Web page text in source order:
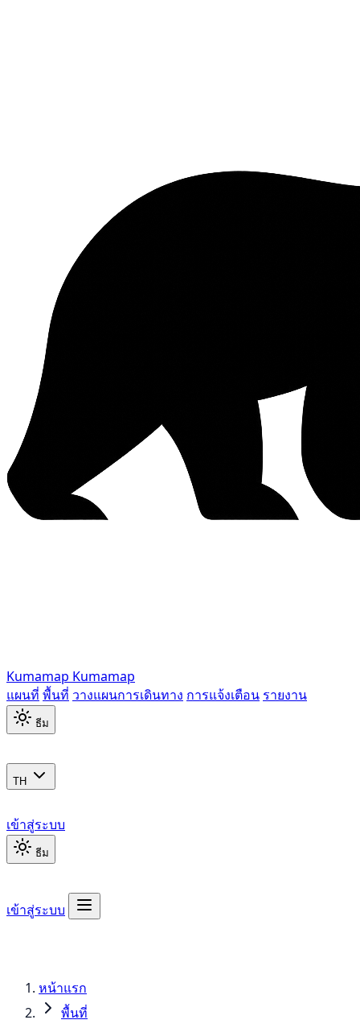
Kumamap Kumamap
แผนที่ พื้นที่ วางแผนการเดินทาง การแจ้งเตือน รายงาน
ธีม
TH
เข้าสู่ระบบ
ธีม
เข้าสู่ระบบ
หน้าแรก
พื้นที่